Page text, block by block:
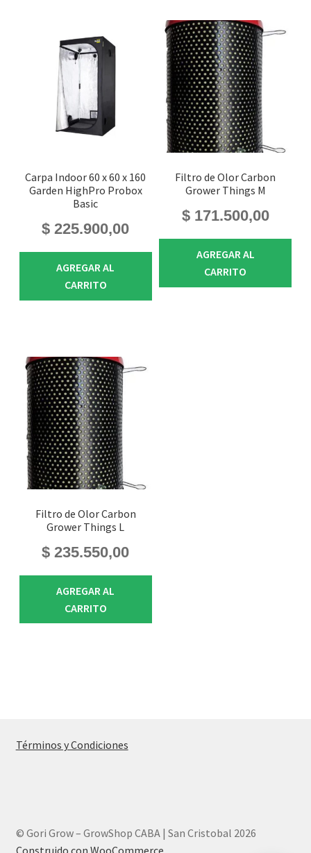
Carpa Indoor 60 x 60 x 160
Garden HighPro Probox
Basic
$ 225.900,00
AGREGAR AL
CARRITO
Filtro de Olor Carbon
Grower Things M
$171.500,00
AGREGAR AL
CARRITO
Filtro de Olor Carbon
Grower Things L
$ 235.550,00
AGREGAR AL
CARRITO
Términos y Condiciones
© Gori Grow – GrowShop CABA | San Cristobal 2026
Construido con WooCommerce